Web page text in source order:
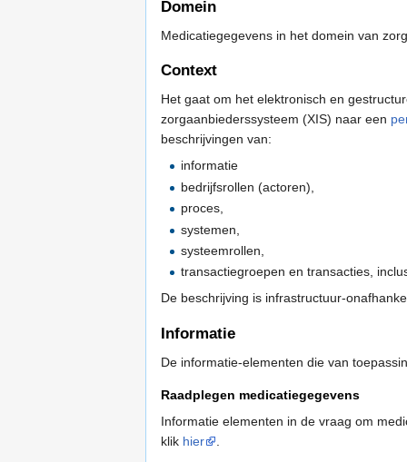
Domein
Medicatiegegevens in het domein van
Context
Het gaat om het elektronisch en
zorgaanbiederssysteem (XIS) naar een
beschrijvingen van:
informatie
bedrijfsrollen (actoren),
proces,
systemen,
systeemrollen,
transactiegroepen en transacties,
De beschrijving is infrastructuur-
Informatie
De informatie-elementen die van
Raadplegen medicatiegegevens
Informatie elementen in de vraag om
klik hier